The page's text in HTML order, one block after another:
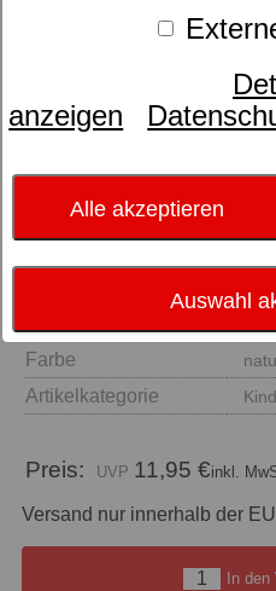
anzeigen
Alle akzeptieren
Auswahl
Farbe
Artikelkategorie
Preis: 11,95 €inkl.
Versand nur innerhalb der
In